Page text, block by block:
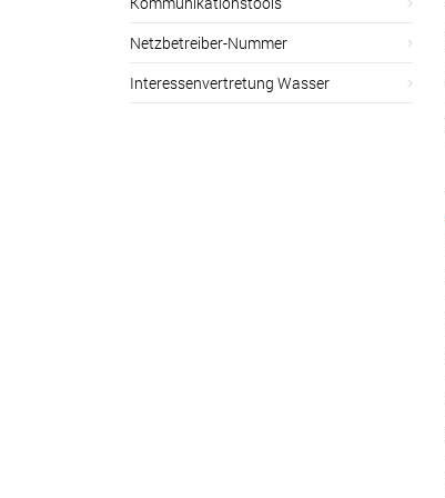
Netzbetreiber-Nummer
Interessenvertretung Wasser